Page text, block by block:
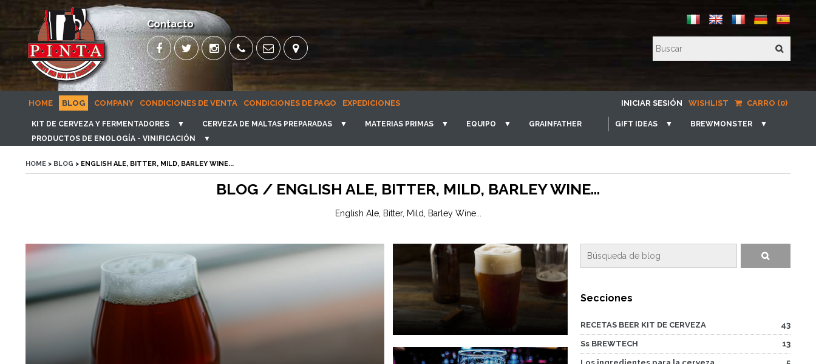
Contacto
HOME BLOG COMPANY CONDICIONES DE VENTA CONDICIONES DE PAGO EXPEDICIONES INICIAR SESIÓN WISHLIST CARRO (0)
KIT DE CERVEZA Y FERMENTADORES ▼ CERVEZA DE MALTAS PREPARADAS ▼ MATERIAS PRIMAS ▼ EQUIPO ▼ GRAINFATHER GIFT IDEAS ▼ BREWMONSTER
▼
PRODUCTOS DE ENOLOGÍA - VINIFICACIÓN
▼
HOME > BLOG > ENGLISH ALE, BITTER, MILD, BARLEY WINE...
BLOG / ENGLISH ALE, BITTER, MILD, BARLEY WINE...
English Ale, Bitter, Mild, Barley Wine...
Secciones
RECETAS BEER KIT DE CERVEZA 43
Ss BREWTECH 13